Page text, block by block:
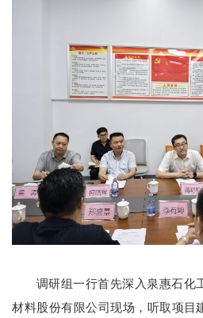
调研组一行首先深入泉惠石化
材料股份有限公司现场，听取项目